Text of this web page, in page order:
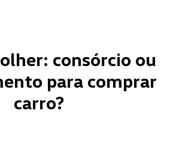
consórcio ou
para comprar
carro?